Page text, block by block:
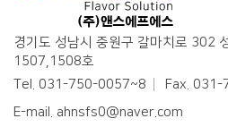
경기도 성남시 중원구 갈마치로 302
1507,1508호
Tel. 031-750-0057~8
Fax.
E-mail. ahnsfs0@naver.com